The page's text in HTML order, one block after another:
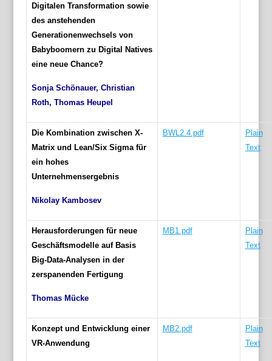
Digitalen Transformation sowie
des anstehenden
Generationenwechsels von
Babyboomern zu Digital Natives
eine neue Chance?
Sonja Schönauer, Christian
Roth, Thomas Heupel
Die Kombination zwischen X-
Matrix und Lean/Six Sigma für
ein hohes
Unternehmensergebnis
Nikolay Kambosev
BWL2.4.pdf
Plain
Text
Herausforderungen für neue
Geschäftsmodelle auf Basis
Big-Data-Analysen in der
zerspanenden Fertigung
Thomas Mücke
MB1.pdf
Plain
Text
Konzept und Entwicklung einer
VR-Anwendung
MB2.pdf
Plain
Text